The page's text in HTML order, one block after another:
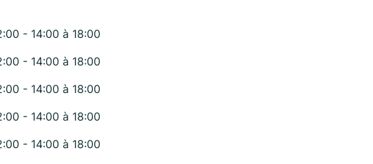
- 14:00 à 18:00
- 14:00 à 18:00
- 14:00 à 18:00
- 14:00 à 18:00
- 14:00 à 18:00